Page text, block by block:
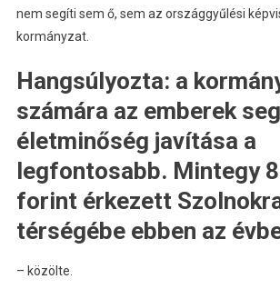
nem segíti sem ő, sem az országgyűlési
kormányzat.
Hangsúlyozta: a
számára az emberek
életminőség javítása a
legfontosabb. Mintegy
forint érkezett
térségébe ebben az
– közölte.